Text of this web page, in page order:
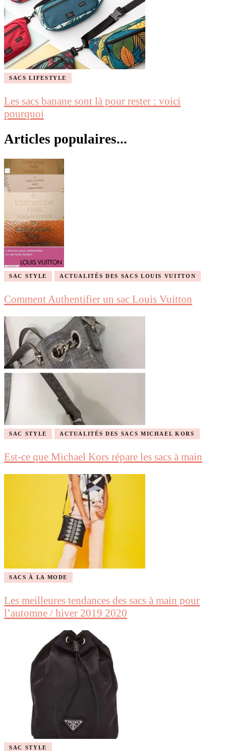
SACS LIFESTYLE
Les sacs banane sont là pour rester : voici
pourquoi
Articles populaires...
SAC STYLE ACTUALITÉS DES SACS LOUIS VUITTON
Comment Authentifier un sac Louis Vuitton
SAC STYLE ACTUALITÉS DES SACS MICHAEL KORS
Est-ce que Michael Kors répare les sacs à main
SACS À LA MODE
Les meilleures tendances des sacs à main pour
l’automne / hiver 2019 2020
SAC STYLE